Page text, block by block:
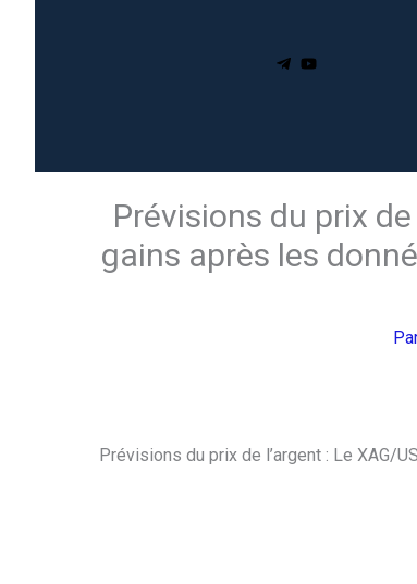
Prévisions du prix
gains après les
Prévisions du prix de l’argent : Le XAG/